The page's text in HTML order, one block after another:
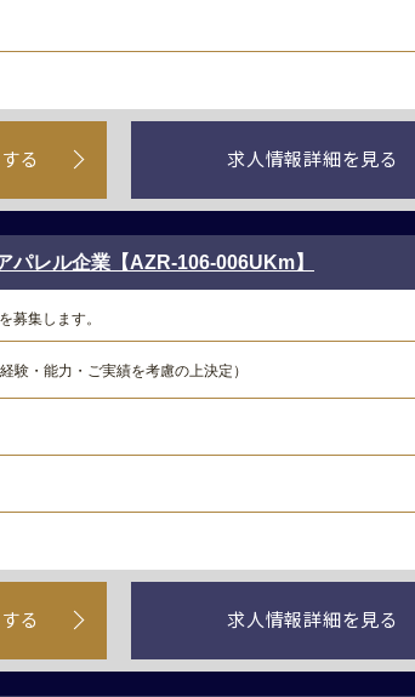
る 求人情報詳細を見る
パレル企業【AZR-106-006UKm】
募集します。
験・能力・ご実績を考慮の上決定）
る 求人情報詳細を見る